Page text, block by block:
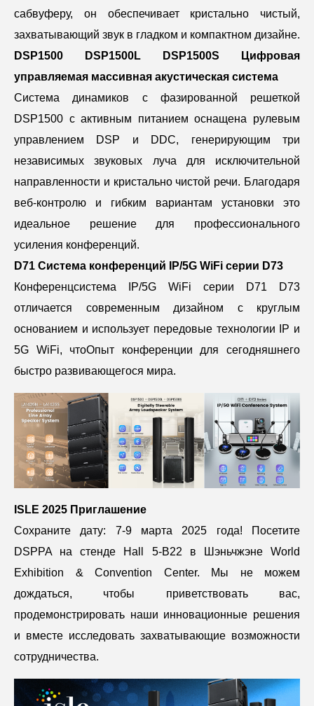
сабвуферу, он обеспечивает кристально чистый,
захватывающий звук в гладком и компактном дизайне.
DSP1500 DSP1500L DSP1500S Цифровая
управляемая массивная акустическая система
Система динамиков с фазированной решеткой
DSP1500 с активным питанием оснащена рулевым
управлением DSP и DDC, генерирующим три
независимых звуковых луча для исключительной
направленности и кристально чистой речи. Благодаря
веб-контролю и гибким вариантам установки это
идеальное решение для профессионального
усиления конференций.
D71 Система конференций IP/5G WiFi серии D73
Конференцсистема IP/5G WiFi серии D71 D73
отличается современным дизайном с круглым
основанием и использует передовые технологии IP и
5G WiFi, чтоОпыт конференции для сегодняшнего
быстро развивающегося мира.
ISLE 2025 Приглашение
Сохраните дату: 7-9 марта 2025 года! Посетите
DSPPA на стенде Hall 5-B22 в Шэньчжэне World
Exhibition & Convention Center. Мы не можем
дождаться, чтобы приветствовать вас,
продемонстрировать наши инновационные решения
и вместе исследовать захватывающие возможности
сотрудничества.